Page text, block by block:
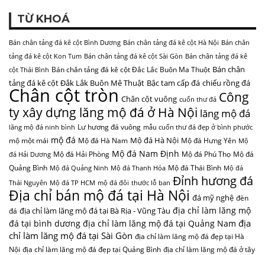
TỪ KHOÁ
Bán chân tảng đá kê cột Bình Dương Bán chân tảng đá kê cột Hà Nội Bán chân
tảng đá kê cột Kon Tum Bán chân tảng đá kê cột Sài Gòn Bán chân tảng đá kê
cột Thái Bình Bán chân tảng đá kê cột Đắc Lắc Buôn Ma Thuột Bán chân
tảng đá kê cột Đắk Lắk Buôn Mê Thuật Bậc tam cấp đá chiếu rồng đá
Chân cột tròn Chân cột vuông cuốn thư đá Công
ty xây dựng lăng mộ đá ở Hà Nội lăng mộ đá
lăng mộ đá ninh bình Lư hương đá vuông mẫu cuốn thư đá đẹp ở bình phước
mộ một mái mộ đá Mộ đá Hà Nam Mộ đá Hà Nội Mộ đá Hưng Yên Mộ
đá Hải Dương Mộ đá Hải Phòng Mộ đá Nam Định Mộ đá Phú Thọ Mộ đá
Quảng Bình Mộ đá Quảng Ninh Mộ đá Thanh Hóa Mộ đá Thái Bình Mộ đá
Thái Nguyên Mộ đá TP HCM mộ đá đôi thước lỗ ban Đỉnh hương đá
Địa chỉ bán mộ đá tại Hà Nội đá mỹ nghệ đèn
đá địa chỉ làm lăng mộ đá tại Bà Rịa - Vũng Tàu địa chỉ làm lăng mộ
đá tại bình dương địa chỉ làm lăng mộ đá tại Quảng Nam địa
chỉ làm lăng mộ đá tại Sài Gòn địa chỉ làm lăng mộ đá đẹp tại Hà
Nội địa chỉ làm lăng mộ đá đẹp tại Quảng Bình địa chỉ làm lăng mộ đá ở tây